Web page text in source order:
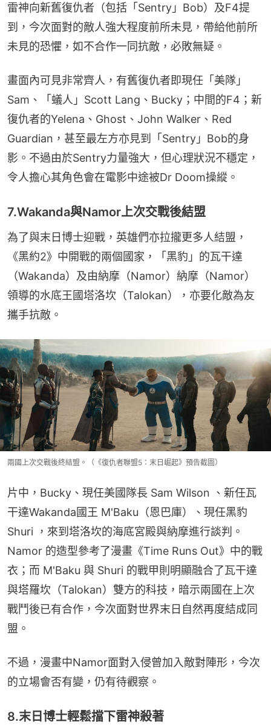
雷神向新舊復仇者（包括「Sentry」Bob）及F4提
到，今次面對的敵人強大程度前所未見，帶給他前所
未見的恐懼，如不合作一同抗敵，必敗無疑。
畫面內可見非常齊人，有舊復仇者即現任「美隊」
Sam、「蟻人」Scott Lang、Bucky；中間的F4；新
復仇者的Yelena、Ghost、John Walker、Red
Guardian，甚至最左方亦見到「Sentry」Bob的身
影。不過由於Sentry力量強大，但心理狀況不穩定，
令人擔心其角色會在電影中途被Dr Doom操縱。
7.Wakanda與Namor上次交戰後結盟
為了與末日博士迎戰，英雄們亦拉攏更多人結盟，
《黑約2》中開戰的兩個國家，「黑豹」的瓦干達
（Wakanda）及由納摩（Namor）納摩（Namor）
領導的水底王國塔洛坎（Talokan），亦要化敵為友
攜手抗敵。
兩國上次交戰後終結盟。（《復仇者聯盟5：末日崛起》預告截圖）
片中，Bucky、現任美國隊長 Sam Wilson 、新任瓦
干達Wakanda國王 M'Baku（恩巴庫）、現任黑豹
Shuri ，來到塔洛坎的海底宮殿與納摩進行談判。
Namor 的造型參考了漫畫《Time Runs Out》中的戰
衣；而 M'Baku 與 Shuri 的戰甲則明顯融合了瓦干達
與塔羅坎（Talokan）雙方的科技，暗示兩國在上次
戰鬥後已有合作，今次面對世界末日自然再度結成同
盟。
不過，漫畫中Namor面對入侵曾加入敵對陣形，今次
的立場會否有變，仍有待觀察。
8.末日博士輕鬆擋下雷神殺著